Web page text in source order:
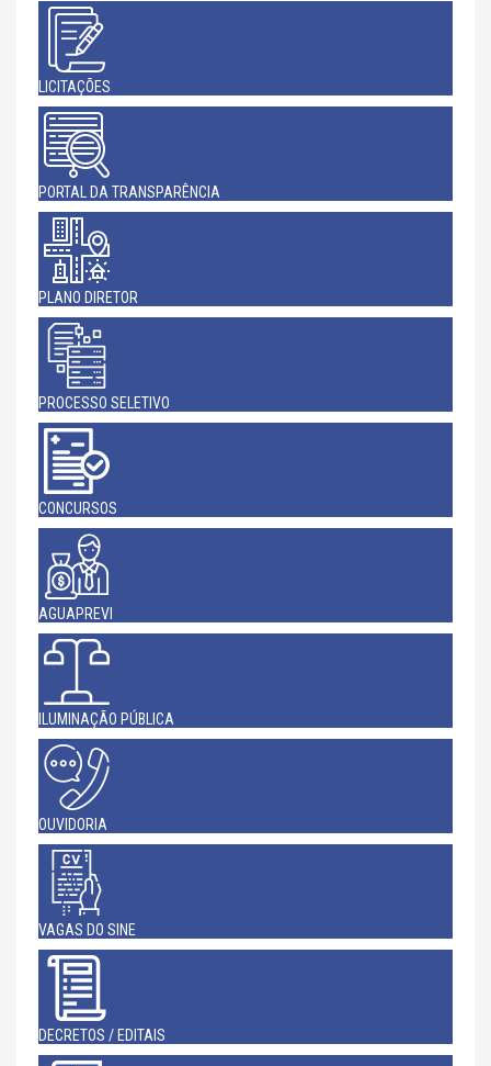
LICITAÇÕES
PORTAL DA TRANSPARÊNCIA
PLANO DIRETOR
PROCESSO SELETIVO
CONCURSOS
AGUAPREVI
ILUMINAÇÃO PÚBLICA
OUVIDORIA
VAGAS DO SINE
DECRETOS / EDITAIS